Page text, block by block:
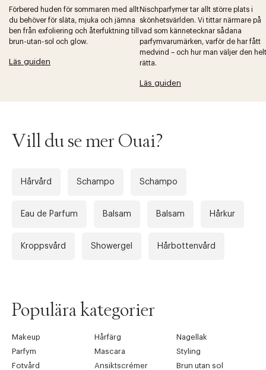
Förbered huden för sommaren med allt
du behöver för släta, mjuka och jämna
ben från exfoliering och återfuktning till
brun-utan-sol och glow.
Läs guiden
Nischparfymer tar allt större plats i
skönhetsvärlden. Vi tittar närmare på
vad som kännetecknar sådana
parfymvarumärken, varför de har fått
medvind – och hur man väljer den helt
rätta.
Läs guiden
Vill du se mer Ouai?
Hårvård Schampo Schampo
Eau de Parfum Balsam Balsam Hårkur
Kroppsvård Showergel Hårbottenvård
Populära kategorier
Makeup Hårfärg
Nagellak
Parfym
Mascara
Styling
Fotvård
Ansiktscrémer
Brun utan sol